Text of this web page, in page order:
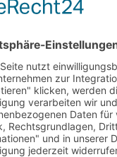
TOMATENMARK SAN
1,24€/100 g
inkl. 7 % MwSt.